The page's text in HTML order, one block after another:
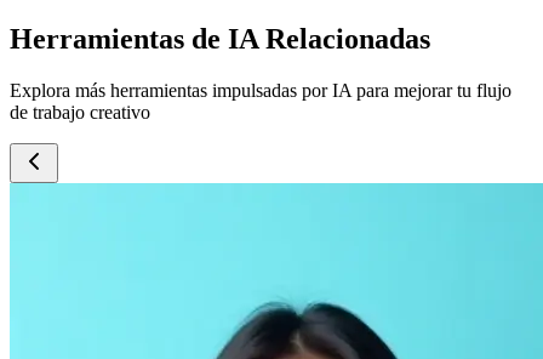
Herramientas de IA Relacionadas
Explora más herramientas impulsadas por IA para mejorar tu flujo
de trabajo creativo